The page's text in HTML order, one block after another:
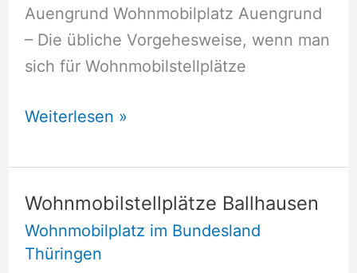
Auengrund Wohnmobilplatz Auengrund
– Die übliche Vorgehesweise, wenn man
sich für Wohnmobilstellplätze
Wohnmobilstellplätze
Weiterlesen »
Wohnmobilstellplätze Ballhausen
Wohnmobilplatz im Bundesland
Thüringen